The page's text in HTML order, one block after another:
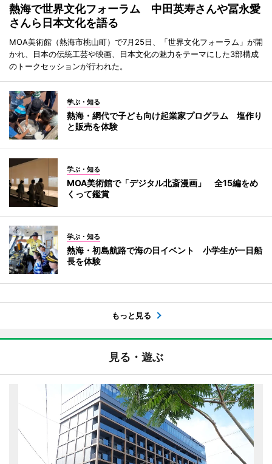
熱海で世界文化フォーラム 中田英寿さんや冨永愛
さんら日本文化を語る
MOA美術館（熱海市桃山町）で7月25日、「世界文化フォーラム」が開
かれ、日本の伝統工芸や映画、日本文化の魅力をテーマにした3部構成
のトークセッションが行われた。
学ぶ・知る
熱海・網代で子ども向け起業家プログラム 塩作り
と販売を体験
学ぶ・知る
MOA美術館で「デジタル北斎漫画」 全15編をめ
くって鑑賞
学ぶ・知る
熱海・初島航路で海の日イベント 小学生が一日船
長を体験
もっと見る
見る・遊ぶ